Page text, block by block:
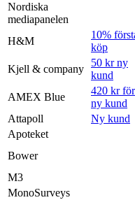
Nordiska
mediapanelen
H&M
10%
köp
Kjell & company
50 kr ny
kund
AMEX Blue
420 kr för
ny kund
Attapoll
Ny kund
Apoteket
Bower
M3
MonoSurveys